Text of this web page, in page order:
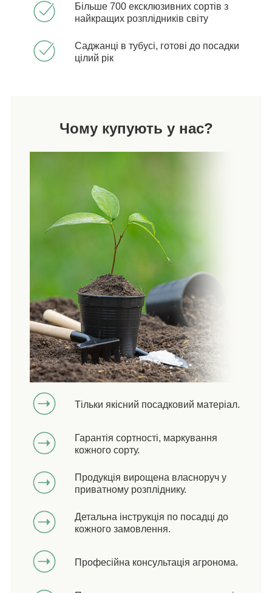
Більше 700 ексклюзивних сортів з
найкращих розплідників світу
Саджанці в тубусі, готові до посадки
цілий рік
Чому купують у нас?
Тільки якісний посадковий матеріал.
Гарантія сортності, маркування
кожного сорту.
Продукція вирощена власноруч у
приватному розпліднику.
Детальна інструкція по посадці до
кожного замовлення.
Професійна консультація агронома.